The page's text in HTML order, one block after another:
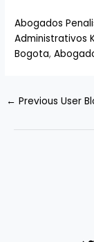
Abogados
Administrativos
Bogota,
← Previous User